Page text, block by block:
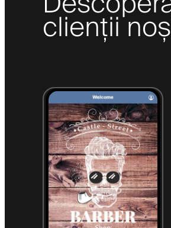
clienții